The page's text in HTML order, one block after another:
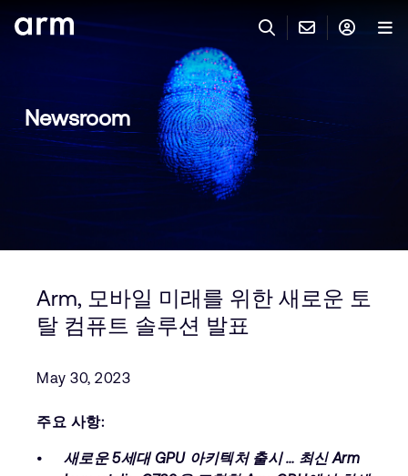
SEARCH
CONTACT ARM
Support
IP support: Open a case
General sales inquiries
Other inquiries
Education programs
Recruitment
Research collaboration
ARM ACCOUNT
Arm Account
Log in to access your Arm Account.
Need an Arm ID? Register here
Quick Links
Account
Tools and Software
Support Cases
Developer Program
Markets
Developers
Company
Newsroom
Arm, 모바일 미래를 위한 새로운 토
탈 컴퓨트 솔루션 발표
May 30, 2023
주요 사항:
새로운5세대 GPU 아키텍처 출시… 최신Arm